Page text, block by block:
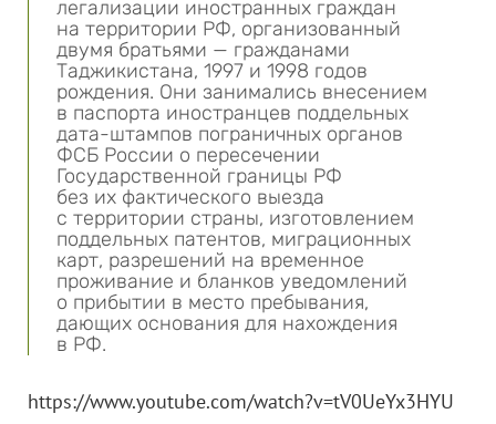
легализации иностранных граждан
на территории РФ, организованный
двумя братьями — гражданами
Таджикистана, 1997 и 1998 годов
рождения. Они занимались внесением
в паспорта иностранцев поддельных
дата-штампов пограничных органов
ФСБ России о пересечении
Государственной границы РФ
без их фактического выезда
с территории страны, изготовлением
поддельных патентов, миграционных
карт, разрешений на временное
проживание и бланков уведомлений
о прибытии в место пребывания,
дающих основания для нахождения
в РФ.
https://www.youtube.com/watch?v=tV0UeYx3HYU